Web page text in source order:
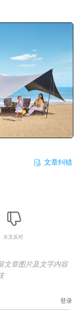
文章纠错
水文反对
文章图片及文字内容
登录